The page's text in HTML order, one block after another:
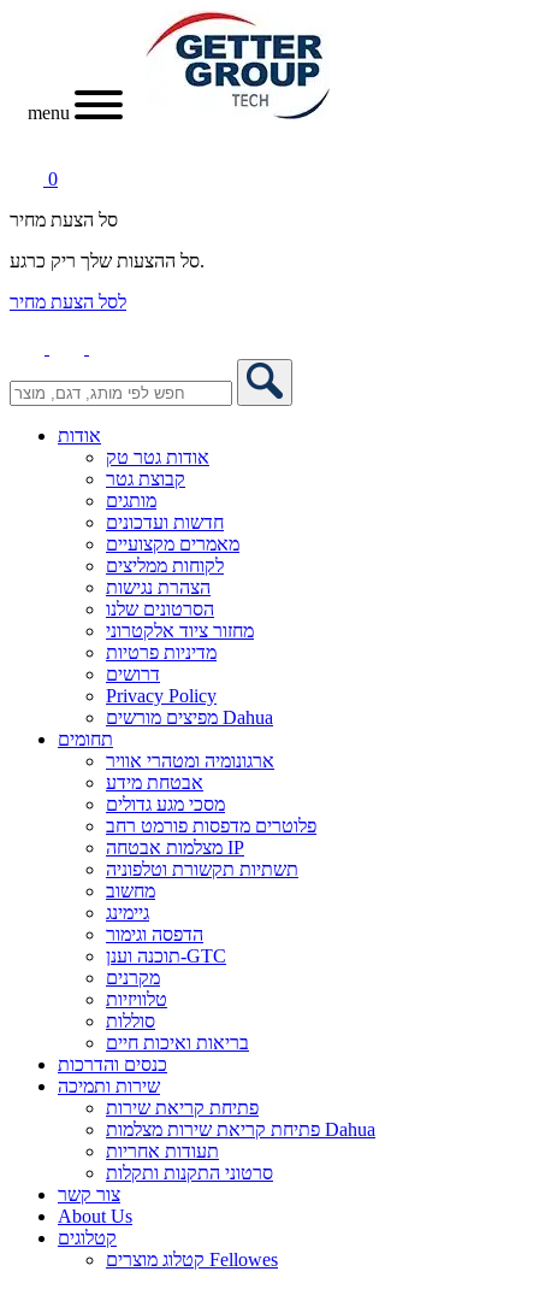
menu
0
סל הצעת מחיר
סל ההצעות שלך ריק כרגע.
לסל הצעת מחיר
אודות
אודות גטר טק
קבוצת גטר
מותגים
חדשות ועדכונים
מאמרים מקצועיים
לקוחות ממליצים
הצהרת נגישות
הסרטונים שלנו
מחזור ציוד אלקטרוני
מדיניות פרטיות
דרושים
Privacy Policy
מפיצים מורשים Dahua
תחומים
ארגונומיה ומטהרי אוויר
אבטחת מידע
מסכי מגע גדולים
פלוטרים מדפסות פורמט רחב
מצלמות אבטחה IP
תשתיות תקשורת וטלפוניה
מחשוב
גיימינג
הדפסה וגימור
תוכנה וענן-GTC
מקרנים
טלוויזיות
סוללות
בריאות ואיכות חיים
כנסים והדרכות
שירות ותמיכה
פתיחת קריאת שירות
פתיחת קריאת שירות מצלמות Dahua
תעודות אחריות
סרטוני התקנות ותקלות
צור קשר
About Us
קטלוגים
קטלוג מוצרים Fellowes